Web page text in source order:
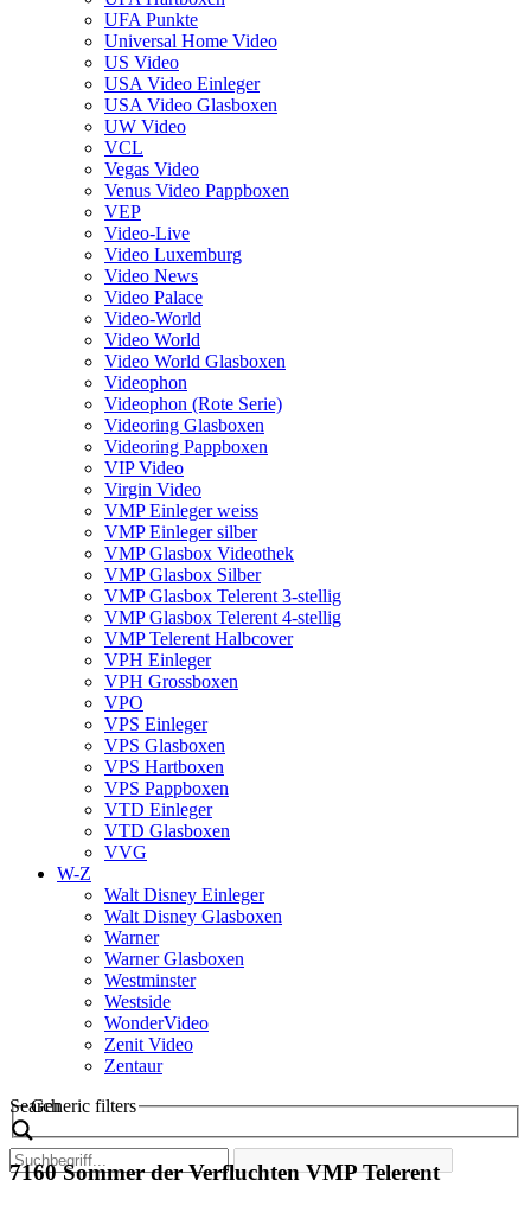
UFA Punkte
Universal Home Video
US Video
USA Video Einleger
USA Video Glasboxen
UW Video
VCL
Vegas Video
Venus Video Pappboxen
VEP
Video-Live
Video Luxemburg
Video News
Video Palace
Video-World
Video World
Video World Glasboxen
Videophon
Videophon (Rote Serie)
Videoring Glasboxen
Videoring Pappboxen
VIP Video
Virgin Video
VMP Einleger weiss
VMP Einleger silber
VMP Glasbox Videothek
VMP Glasbox Silber
VMP Glasbox Telerent 3-stellig
VMP Glasbox Telerent 4-stellig
VMP Telerent Halbcover
VPH Einleger
VPH Grossboxen
VPO
VPS Einleger
VPS Glasboxen
VPS Hartboxen
VPS Pappboxen
VTD Einleger
VTD Glasboxen
VVG
W-Z
Walt Disney Einleger
Walt Disney Glasboxen
Warner
Warner Glasboxen
Westminster
Westside
WonderVideo
Zenit Video
Zentaur
Search
Generic filters
7160 Sommer der Verfluchten VMP Telerent